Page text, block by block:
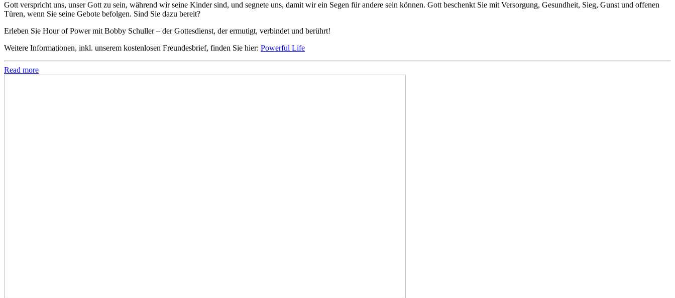
Gott verspricht uns, unser Gott zu sein, während wir seine Kinder sind, und segnete uns, damit wir ein Segen für andere sein können. Gott beschenkt Sie mit Versorgung, Gesundheit, Sieg, Gunst und offenen
Türen, wenn Sie seine Gebote befolgen. Sind Sie dazu bereit?
Erleben Sie Hour of Power mit Bobby Schuller – der Gottesdienst, der ermutigt, verbindet und berührt!
Weitere Informationen, inkl. unserem kostenlosen Freundesbrief, finden Sie hier: Powerful Life
Read more